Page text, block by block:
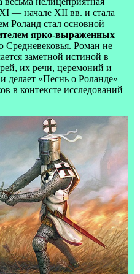
— начале XII вв. и стала
Роланд стал основной
ярко-выраженных
Средневековья. Роман не
заметной истиной в
их речи, церемоний и
делает «Песнь о Роланде»
в контексте исследований